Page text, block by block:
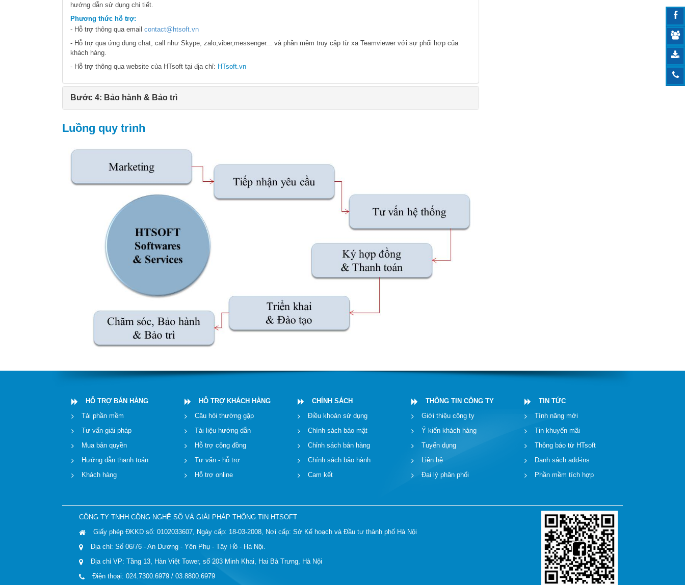
hướng dẫn sử dụng chi tiết.
Phương thức hỗ trợ:
- Hỗ trợ thông qua email contact@htsoft.vn
- Hỗ trợ qua ứng dụng chat, call như Skype, zalo,viber,messenger... và phần mềm truy cập từ xa Teamviewer với sự phối hợp của
khách hàng.
- Hỗ trợ thông qua website của HTsoft tại địa chỉ: HTsoft.vn
Bước 4: Bảo hành & Bảo trì
Luồng quy trình
HỖ TRỢ BÁN HÀNG
Tải phần mềm
Tư vấn giải pháp
Mua bản quyền
Hướng dẫn thanh toán
Khách hàng
HỖ TRỢ KHÁCH HÀNG
Câu hỏi thường gặp
Tài liệu hướng dẫn
Hỗ trợ cộng đồng
Tư vấn - hỗ trợ
Hỗ trợ online
CHÍNH SÁCH
Điều khoản sử dụng
Chính sách bảo mật
Chỉnh sách bán hàng
Chính sách bảo hành
Cam kết
THÔNG TIN CÔNG TY
Giới thiệu công ty
Ý kiến khách hàng
Tuyển dụng
Liên hệ
Đại lý phân phối
TIN TỨC
Tính năng mới
Tin khuyến mãi
Thông báo từ HTsoft
Danh sách add-ins
Phần mềm tích hợp
CÔNG TY TNHH CÔNG NGHỆ SỐ VÀ GIẢI PHÁP THÔNG TIN HTSOFT
Giấy phép ĐKKD số: 0102033607, Ngày cấp: 18-03-2008, Nơi cấp: Sở Kế hoạch và Đầu tư thành phố Hà Nội
Địa chỉ: Số 06/76 - An Dương - Yên Phụ - Tây Hồ - Hà Nội.
Địa chỉ VP: Tầng 13, Hàn Việt Tower, số 203 Minh Khai, Hai Bà Trưng, Hà Nội
Điện thoại: 024.7300.6979 / 03.8800.6979